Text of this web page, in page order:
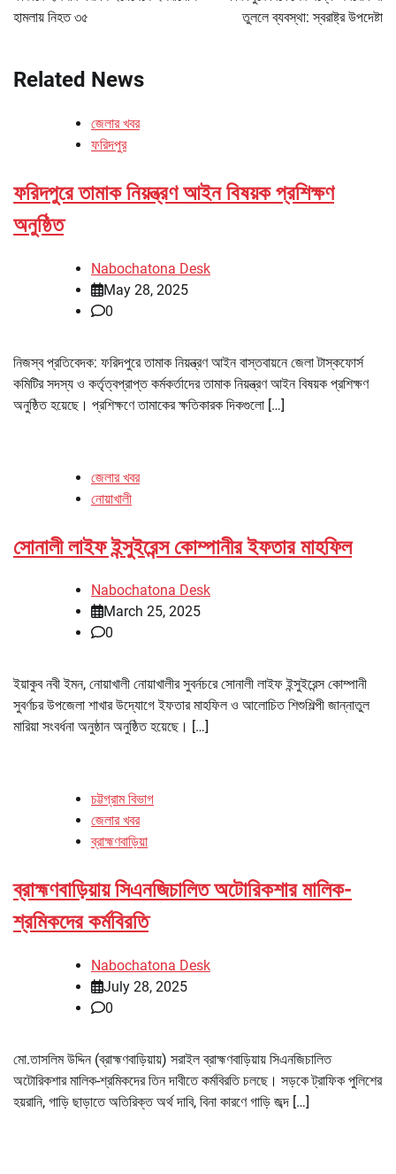
হামলায় নিহত ৩৫
তুললে ব্যবস্থা: স্বরাষ্ট্র উপদেষ্টা
Related News
জেলার খবর
ফরিদপুর
ফরিদপুরে তামাক নিয়ন্ত্রণ আইন বিষয়ক প্রশিক্ষণ
অনুষ্ঠিত
Nabochatona Desk
May 28, 2025
0
নিজস্ব প্রতিবেদক: ফরিদপুরে তামাক নিয়ন্ত্রণ আইন বাস্তবায়নে জেলা টাস্কফোর্স
কমিটির সদস্য ও কর্তৃত্বপ্রাপ্ত কর্মকর্তাদের তামাক নিয়ন্ত্রণ আইন বিষয়ক প্রশিক্ষণ
অনুষ্ঠিত হয়েছে। প্রশিক্ষণে তামাকের ক্ষতিকারক দিকগুলো […]
জেলার খবর
নোয়াখালী
সোনালী লাইফ ইন্সুইরেন্স কোম্পানীর ইফতার মাহফিল
Nabochatona Desk
March 25, 2025
0
ইয়াকুব নবী ইমন, নোয়াখালী নোয়াখালীর সুবর্নচরে সোনালী লাইফ ইন্সুইরেন্স কোম্পানী
সুবর্ণচর উপজেলা শাখার উদ্যোগে ইফতার মাহফিল ও আলোচিত শিশুশিল্পী জান্নাতুল
মারিয়া সংবর্ধনা অনুষ্ঠান অনুষ্ঠিত হয়েছে। […]
চট্টগ্রাম বিভাগ
জেলার খবর
ব্রাহ্মণবাড়িয়া
ব্রাহ্মণবাড়িয়ায় সিএনজিচালিত অটোরিকশার মালিক-
শ্রমিকদের কর্মবিরতি
Nabochatona Desk
July 28, 2025
0
মো.তাসলিম উদ্দিন (ব্রাহ্মণবাড়িয়ায়) সরাইল ব্রাহ্মণবাড়িয়ায় সিএনজিচালিত
অটোরিকশার মালিক-শ্রমিকদের তিন দাবীতে কর্মবিরতি চলছে। সড়কে ট্রাফিক পুলিশের
হয়রানি, গাড়ি ছাড়াতে অতিরিক্ত অর্থ দাবি, বিনা কারণে গাড়ি জব্দ […]